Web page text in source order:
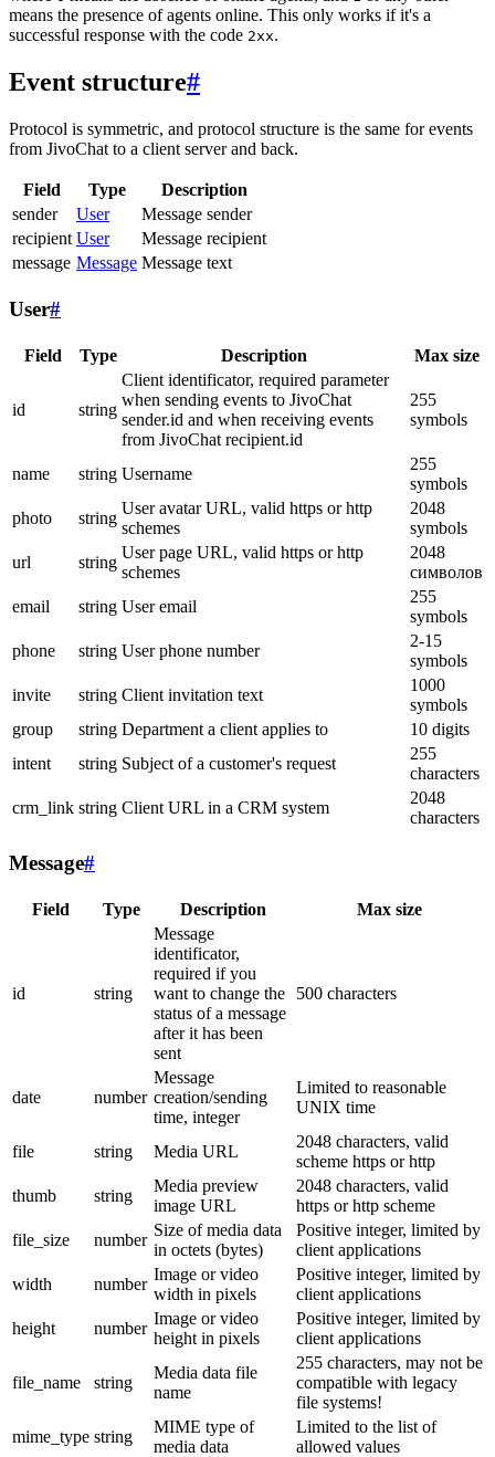
means the presence of agents online. This only works if it's a
successful response with the code 2xx.
Event structure#
Protocol is symmetric, and protocol structure is the same for events
from JivoChat to a client server and back.
Field Type
Description
sender
User
Message sender
recipient User
Message recipient
message Message Message text
User#
Field Type Description Max size
id string
Client identificator, required parameter
when sending events to JivoChat
sender.id and when receiving events
from JivoChat recipient.id
255
symbols
name string Username
255
symbols
photo
string
User avatar URL, valid https or http
schemes
2048
symbols
url
string
User page URL, valid https or http
schemes
2048
символов
email
string User email
255
symbols
phone
string User phone number
2-15
symbols
invite
string Client invitation text
1000
symbols
group
string Department a client applies to
10 digits
intent
string Subject of a customer's request
255
characters
crm_link string Client URL in a CRM system
2048
characters
Message#
Field Type Description Max size
id string
Message
identificator,
required if you
want to change the
status of a message
after it has been
sent
500 characters
date number
Message
creation/sending
time, integer
Limited to reasonable
UNIX time
file string Media URL
2048 characters, valid
scheme https or http
thumb
string
Media preview
image URL
2048 characters, valid
https or http scheme
file_size
number
Size of media data
in octets (bytes)
Positive integer, limited by
client applications
width
number
Image or video
width in pixels
Positive integer, limited by
client applications
height
number
Image or video
height in pixels
Positive integer, limited by
client applications
file_name string
Media data file
name
255 characters, may not be
compatible with legacy
file systems!
mime_type string
MIME type of
media data
Limited to the list of
allowed values